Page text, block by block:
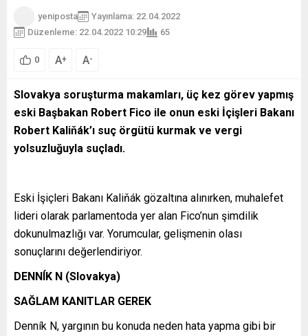
yeniposta
Yayınlama: 22.04.2022
Düzenleme: 22.04.2022 10:29
65
0 A+ A-
Slovakya soruşturma makamları, üç kez görev yapmış
eski Başbakan Robert Fico ile onun eski İçişleri Bakanı
Robert Kaliňák’ı suç örgütü kurmak ve vergi
yolsuzluğuyla suçladı.
Eski İşiçleri Bakanı Kaliňák gözaltına alınırken, muhalefet
lideri olarak parlamentoda yer alan Fico’nun şimdilik
dokunulmazlığı var. Yorumcular, gelişmenin olası
sonuçlarını değerlendiriyor.
DENNÍK N (Slovakya)
SAĞLAM KANITLAR GEREK
Denník N, yargının bu konuda neden hata yapma gibi bir